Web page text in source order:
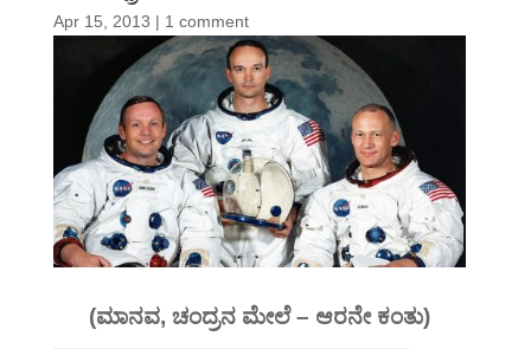
Apr 15, 2013 | 1 comment
(ಮಾನವ, ಚಂದ್ರನ ಮೇಲೆ – ಆರನೇ ಕಂತು)